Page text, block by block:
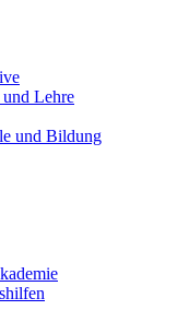
und Lehre
und Bildung